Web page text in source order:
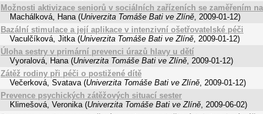
Možnosti aktivizace seniorů v sociálních zařízeních se zaměřením
Machálková, Hana (Univerzita Tomáše Bati ve Zlíně, 2009-01-12)
Bazální stimulace a její aplikace v intenzivní ošetřovatelské péči
Vaculčíková, Jitka (Univerzita Tomáše Bati ve Zlíně, 2009-01-12)
Úloha sestry v primární prevenci úrazů hlavy u dětí
Vyoralová, Hana (Univerzita Tomáše Bati ve Zlíně, 2009-01-12)
Zátěž rodiny při péči o postižené dítě
Večerková, Svatava (Univerzita Tomáše Bati ve Zlíně, 2009-01-12)
Prevence psychických zátěžových situací sester
Klimešová, Veronika (Univerzita Tomáše Bati ve Zlíně, 2009-06-02)